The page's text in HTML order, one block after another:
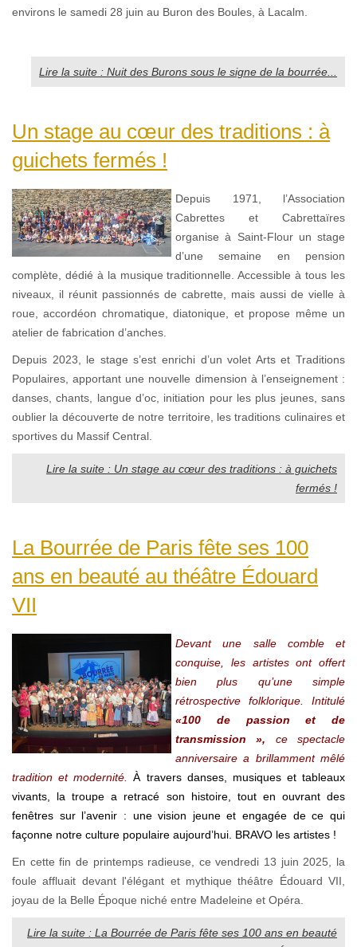
environs le samedi 28 juin au Buron des Boules, à Lacalm.
Lire la suite : Nuit des Burons sous le signe de la bourrée...
Un stage au cœur des traditions : à
guichets fermés !
Depuis 1971, l’Association
Cabrettes et Cabrettaïres
organise à Saint-Flour un stage
d’une semaine en pension
complète, dédié à la musique traditionnelle. Accessible à tous les
niveaux, il réunit passionnés de cabrette, mais aussi de vielle à
roue, accordéon chromatique, diatonique, et propose même un
atelier de fabrication d’anches.
Depuis 2023, le stage s’est enrichi d’un volet Arts et Traditions
Populaires, apportant une nouvelle dimension à l’enseignement :
danses, chants, langue d’oc, initiation pour les plus jeunes, sans
oublier la découverte de notre territoire, les traditions culinaires et
sportives du Massif Central.
Lire la suite : Un stage au cœur des traditions : à guichets
fermés !
La Bourrée de Paris fête ses 100
ans en beauté au théâtre Édouard
VII
Devant une salle comble et
conquise, les artistes ont offert
bien plus qu’une simple
rétrospective folklorique. Intitulé
«100 de passion et de
transmission », ce spectacle
anniversaire a brillamment mêlé
tradition et modernité.À travers danses, musiques et tableaux
vivants, la troupe a retracé son histoire, tout en ouvrant des
fenêtres sur l’avenir : une vision jeune et engagée de ce qui
façonne notre culture populaire aujourd’hui. BRAVO les artistes !
En cette fin de printemps radieuse, ce vendredi 13 juin 2025, la
foule affluait devant l'élégant et mythique théâtre Édouard VII,
joyau de la Belle Époque niché entre Madeleine et Opéra.
Lire la suite : La Bourrée de Paris fête ses 100 ans en beauté